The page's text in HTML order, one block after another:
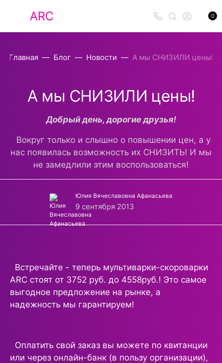
ARC 0
Главная Блог Новости А мы СНИЗИЛИ цены!
А мы СНИЗИЛИ цены!
Добрый день, дорогие друзья!
Вокруг только и слышно о повышении цен, а у
нас появилась возможность их СНИЗИТЬ! И мы
не замедлили этим воспользоваться!
Юлия Вячеславовна Афанасьева
9 сентября 2013
Встречайте - теперь мультиварки-скороварки
ARC стоят от 3752 руб. до 4558руб.! Это самое
выгодное предложение на рынке, а
надежность мы гарантируем!
Оплатить свой заказ вы можете по квитанции
или через онлайн-банк (в пользу организации),